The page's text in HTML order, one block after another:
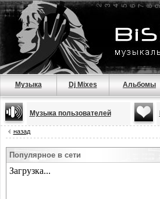
Музыка Dj Mixes Альбомы
Музыка пользователей
назад
Популярное в сети